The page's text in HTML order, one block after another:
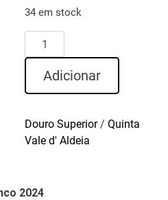
34 em stock
Quantidade
de
Foral
Vinho
Branco
Adicionar
Douro Superior/ Quinta
Vale d' Aldeia
2024